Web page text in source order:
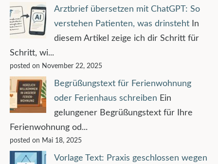
Arztbrief übersetzen mit ChatGPT: So
verstehen Patienten, was drinsteht
In
diesem Artikel zeige ich dir Schritt für
Schritt, wi...
posted on November 22, 2025
Begrüßungstext für Ferienwohnung
oder Ferienhaus schreiben Ein
gelungener Begrüßungstext für Ihre
Ferienwohnung od...
posted on Mai 18, 2025
Vorlage Text: Praxis geschlossen wegen